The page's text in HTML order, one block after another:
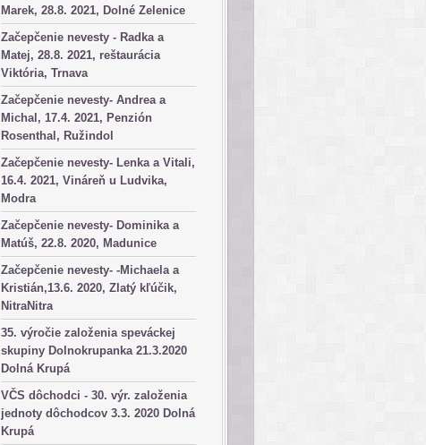
Marek, 28.8. 2021, Dolné Zelenice
Začepčenie nevesty - Radka a
Matej, 28.8. 2021, reštaurácia
Viktória, Trnava
Začepčenie nevesty- Andrea a
Michal, 17.4. 2021, Penzión
Rosenthal, Ružindol
Začepčenie nevesty- Lenka a Vitali,
16.4. 2021, Vináreň u Ludvika,
Modra
Začepčenie nevesty- Dominika a
Matúš, 22.8. 2020, Madunice
Začepčenie nevesty- -Michaela a
Kristián,13.6. 2020, Zlatý kľúčik,
NitraNitra
35. výročie založenia speváckej
skupiny Dolnokrupanka 21.3.2020
Dolná Krupá
VČS dôchodci - 30. výr. založenia
jednoty dôchodcov 3.3. 2020 Dolná
Krupá